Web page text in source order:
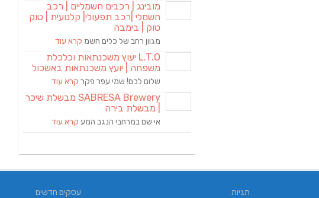
מובינג | רכבים חשמליים | רכב
חשמלי |רכב תפעולי| קלנועית | טוק
טוק | בימבה
מגוון רחב של כלים חשמ קרא עוד
L.T.O יעוץ משכנתאות וכלכלת
משפחה | יועץ משכנתאות באשכול
שלום לכם! שמי עפר פקר קרא עוד
SABRESA Brewery מבשלת שיכר
| מבשלת בירה
אי שם במרחבי הנגב המע קרא עוד
עסקים חדשים תגיות